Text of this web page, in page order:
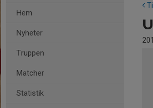
Hem
Nyheter
Truppen
Matcher
Statistik